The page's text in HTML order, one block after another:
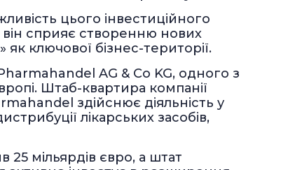
цього інвестиційного
сприяє створенню нових
ключової бізнес-території.
AG & Co KG, одного з
Штаб-квартира компанії
здійснює діяльність у
лікарських засобів,
мільярдів євро, а штат